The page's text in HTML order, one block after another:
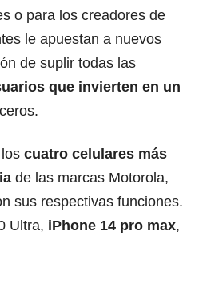
o para los creadores de
le apuestan a nuevos
de suplir todas las
que invierten en un
cuatro celulares más
de las marcas Motorola,
sus respectivas funciones.
Ultra, iPhone 14 pro max,